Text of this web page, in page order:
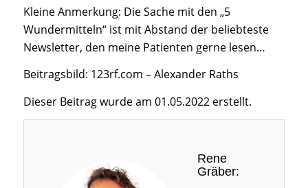
Kleine Anmerkung: Die Sache mit den „5
Wundermitteln“ ist mit Abstand der beliebteste
Newsletter, den meine Patienten gerne lesen…
Beitragsbild: 123rf.com – Alexander Raths
Dieser Beitrag wurde am 01.05.2022 erstellt.
Rene
Gräber: